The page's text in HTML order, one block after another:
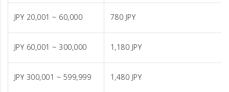
JPY 20,001 ~ 60,000
780 JPY
JPY 60,001 ~ 300,000
1,180 JPY
JPY 300,001 ~ 599,999
1,480 JPY